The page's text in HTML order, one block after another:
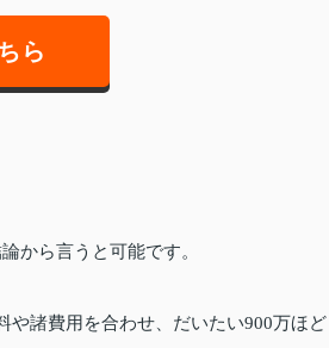
ら
から言うと可能です。
や諸費用を合わせ、だいたい900万ほど